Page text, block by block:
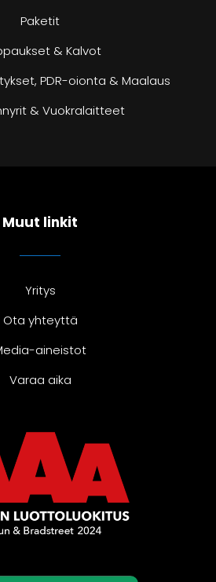
Paketit
& Kalvot
PDR-oionta & Maalaus
& Vuokralaitteet
Muut linkit
Yritys
Ota yhteyttä
aineistot
Varaa aika